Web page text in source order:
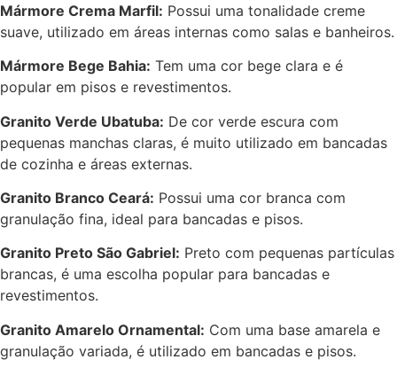
Mármore Crema Marfil: Possui uma tonalidade creme
suave, utilizado em áreas internas como salas e banheiros.
Mármore Bege Bahia: Tem uma cor bege clara e é
popular em pisos e revestimentos.
Granito Verde Ubatuba: De cor verde escura com
pequenas manchas claras, é muito utilizado em bancadas
de cozinha e áreas externas.
Granito Branco Ceará: Possui uma cor branca com
granulação fina, ideal para bancadas e pisos.
Granito Preto São Gabriel: Preto com pequenas partículas
brancas, é uma escolha popular para bancadas e
revestimentos.
Granito Amarelo Ornamental: Com uma base amarela e
granulação variada, é utilizado em bancadas e pisos.